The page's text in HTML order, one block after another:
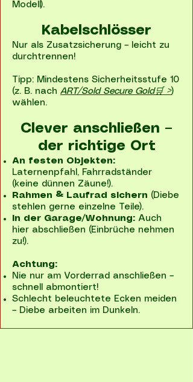
Modell).
Kabelschlösser
Nur als Zusatzsicherung – leicht zu
durchtrennen!
Tipp: Mindestens Sicherheitsstufe 10
(z. B. nach ART/Sold Secure Gold🛒 >)
wählen.
Clever anschließen –
der richtige Ort
An festen Objekten:
Laternenpfahl, Fahrradständer
(keine dünnen Zäune!).
Rahmen & Laufrad sichern (Diebe
stehlen gerne einzelne Teile).
In der Garage/Wohnung: Auch
hier abschließen (Einbrüche nehmen
zu!).
Achtung:
Nie nur am Vorderrad anschließen –
schnell abmontiert!
Schlecht beleuchtete Ecken meiden
– Diebe arbeiten im Dunkeln.